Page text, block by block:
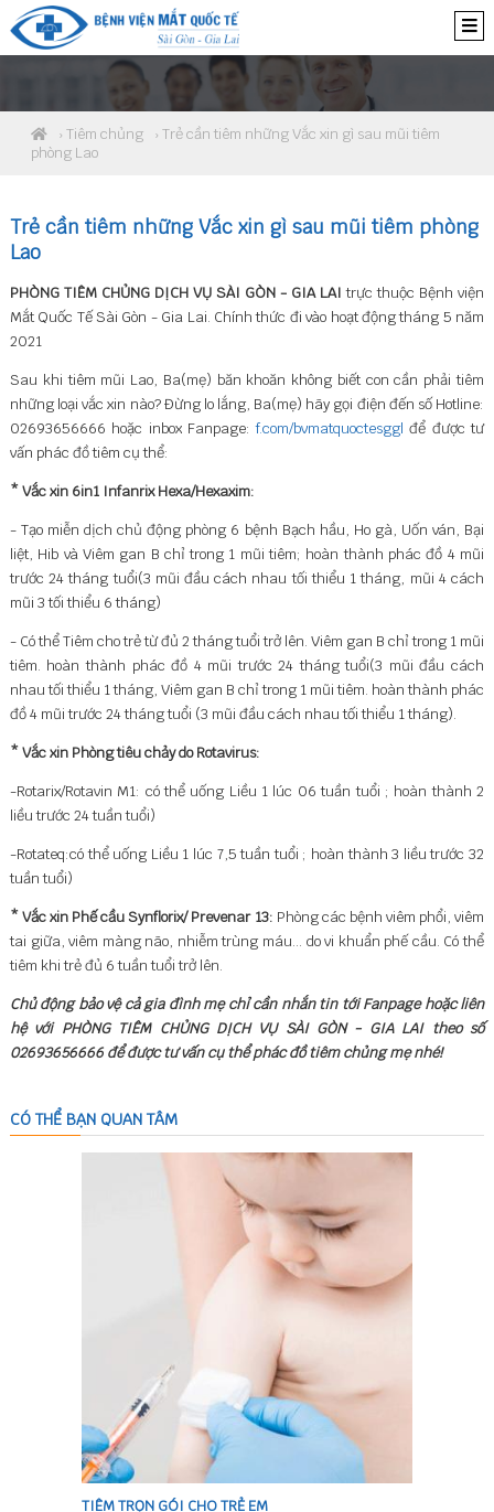
›Tiêm chủng
› Trẻ cần tiêm những Vắc xin gì sau mũi tiêm
phòng Lao
Trẻ cần tiêm những Vắc xin gì sau mũi tiêm phòng
Lao
PHÒNG TIÊM CHỦNG DỊCH VỤ SÀI GÒN - GIA LAI trực thuộc Bệnh viện
Mắt Quốc Tế Sài Gòn - Gia Lai. Chính thức đi vào hoạt động tháng 5 năm
2021
Sau khi tiêm mũi Lao, Ba(mẹ) băn khoăn không biết con cần phải tiêm
những loại vắc xin nào? Đừng lo lắng, Ba(mẹ) hãy gọi điện đến số Hotline:
02693656666 hoặc inbox Fanpage:f.com/bvmatquoctesggl để được tư
vấn phác đồ tiêm cụ thể:
* Vắc xin 6in1 Infanrix Hexa/Hexaxim:
- Tạo miễn dịch chủ động phòng 6 bệnh Bạch hầu, Ho gà, Uốn ván, Bại
liệt, Hib và Viêm gan B chỉ trong 1 mũi tiêm; hoàn thành phác đồ 4 mũi
trước 24 tháng tuổi(3 mũi đầu cách nhau tối thiểu 1 tháng, mũi 4 cách
mũi 3 tối thiểu 6 tháng)
- Có thể Tiêm cho trẻ từ đủ 2 tháng tuổi trở lên. Viêm gan B chỉ trong 1 mũi
tiêm. hoàn thành phác đồ 4 mũi trước 24 tháng tuổi(3 mũi đầu cách
nhau tối thiểu 1 tháng, Viêm gan B chỉ trong 1 mũi tiêm. hoàn thành phác
đồ 4 mũi trước 24 tháng tuổi (3 mũi đầu cách nhau tối thiểu 1 tháng).
* Vắc xin Phòng tiêu chảy do Rotavirus:
-Rotarix/Rotavin M1: có thể uống Liều 1 lúc 06 tuần tuổi ; hoàn thành 2
liều trước 24 tuần tuổi)
-Rotateq:có thể uống Liều 1 lúc 7,5 tuần tuổi ; hoàn thành 3 liều trước 32
tuần tuổi)
* Vắc xin Phế cầu Synflorix/ Prevenar 13: Phòng các bệnh viêm phổi, viêm
tai giữa, viêm màng não, nhiễm trùng máu... do vi khuẩn phế cầu. Có thể
tiêm khi trẻ đủ 6 tuần tuổi trở lên.
Chủ động bảo vệ cả gia đình mẹ chỉ cần nhắn tin tới Fanpage hoặc liên
hệ với PHÒNG TIÊM CHỦNG DỊCH VỤ SÀI GÒN - GIA LAI theo số
02693656666 để được tư vấn cụ thể phác đồ tiêm chủng mẹ nhé!
CÓ THỂ BẠN QUAN TÂM
TIÊM TRỌN GÓI CHO TRẺ EM